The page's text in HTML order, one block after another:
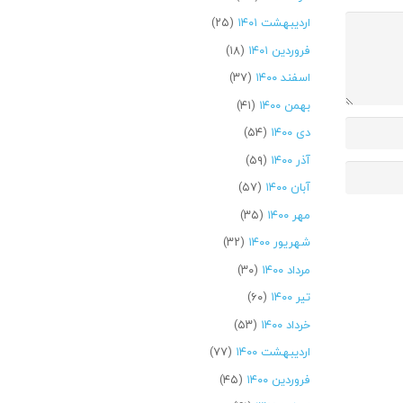
اردیبهشت ۱۴۰۱
(۲۵)
فروردین ۱۴۰۱
(۱۸)
اسفند ۱۴۰۰
(۳۷)
بهمن ۱۴۰۰
(۴۱)
دی ۱۴۰۰
(۵۴)
آذر ۱۴۰۰
(۵۹)
آبان ۱۴۰۰
(۵۷)
مهر ۱۴۰۰
(۳۵)
شهریور ۱۴۰۰
(۳۲)
مرداد ۱۴۰۰
(۳۰)
تیر ۱۴۰۰
(۶۰)
خرداد ۱۴۰۰
(۵۳)
اردیبهشت ۱۴۰۰
(۷۷)
فروردین ۱۴۰۰
(۴۵)